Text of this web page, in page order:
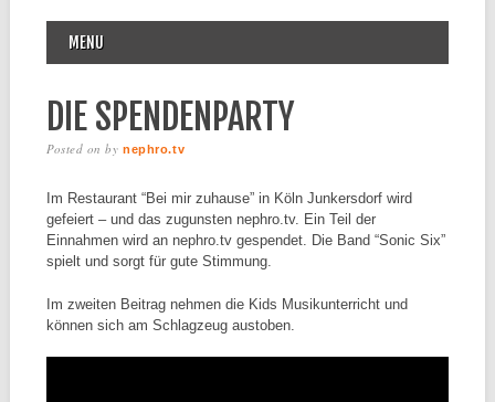
MAIN MENU
MENU
DIE SPENDENPARTY
Posted onbynephro.tv
Im Restaurant “Bei mir zuhause” in Köln Junkersdorf wird
gefeiert – und das zugunsten nephro.tv. Ein Teil der
Einnahmen wird an nephro.tv gespendet. Die Band “Sonic Six”
spielt und sorgt für gute Stimmung.
Im zweiten Beitrag nehmen die Kids Musikunterricht und
können sich am Schlagzeug austoben.